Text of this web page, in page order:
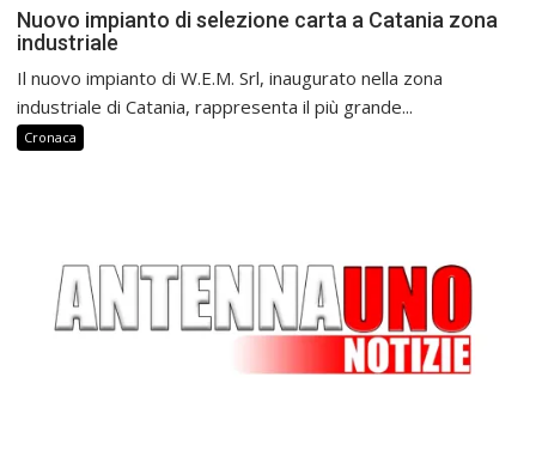
Nuovo impianto di selezione carta a Catania zona
industriale
Il nuovo impianto di W.E.M. Srl, inaugurato nella zona
industriale di Catania, rappresenta il più grande...
Cronaca